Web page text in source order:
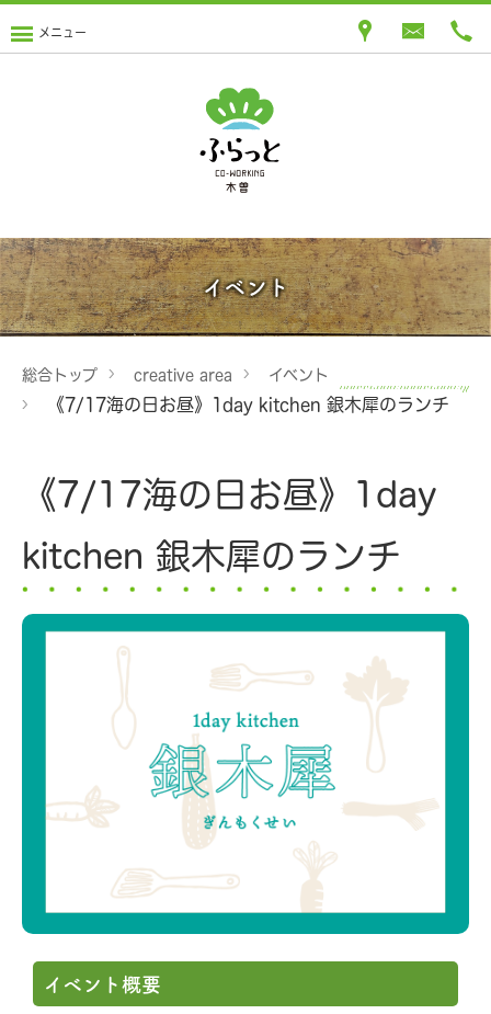
メニュー
イベント
総合トップ creative area イベント
《7/17海の日お昼》1day kitchen 銀木犀のランチ
《7/17海の日お昼》1day
kitchen 銀木犀のランチ
イベント概要